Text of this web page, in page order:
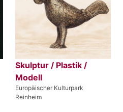
Skulptur / Plastik /
Modell
Europäischer Kulturpark
Reinheim